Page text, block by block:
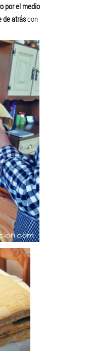
por el medio
de atráscon